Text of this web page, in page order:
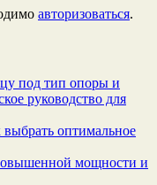
авторизоваться.
под тип опоры и
руководство для
оптимальное
мощности и